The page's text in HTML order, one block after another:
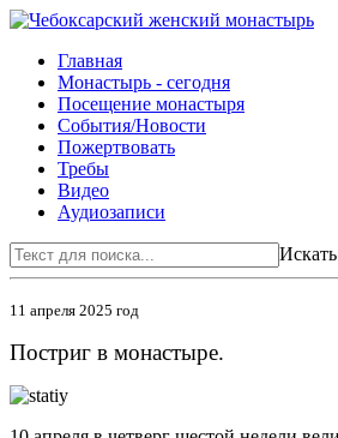
Главная
Монастырь - сегодня
Посещение монастыря
События/Новости
Пожертвовать
Требы
Видео
Аудиозаписи
Искать
11 апреля 2025 год
Постриг в монастыре.